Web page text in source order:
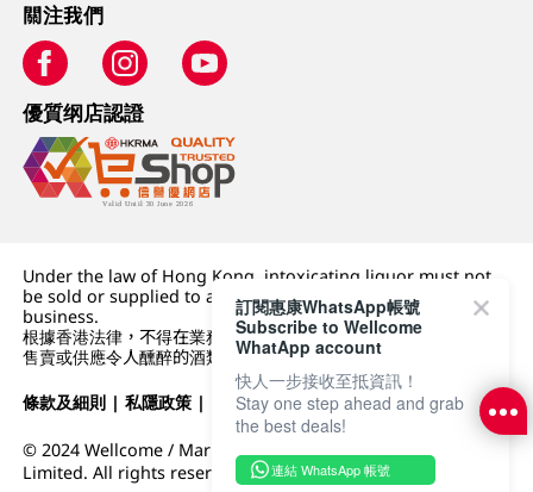
關注我們
優質纲店認證
Under the law of Hong Kong, intoxicating liquor must not
be sold or supplied to a minor (under 18) in the course of
business.
根據香港法律，不得在業務過程中，向未成年人 (18 歲以下人士)
售賣或供應令人醺醉的酒類。
條款及細則 |私隱政策 | DFI零售集團
© 2024 Wellcome / Market Place. The Dairy Farm Company
Limited. All rights reserved.
訂閱惠康WhatsApp帳號
Subscribe to Wellcome
WhatApp account
快人一步接收至抵資訊！
Stay one step ahead and grab
the best deals!
連結 WhatsApp 帳號